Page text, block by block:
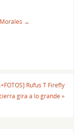
→
Rufus T Firefly
gira a lo grande»